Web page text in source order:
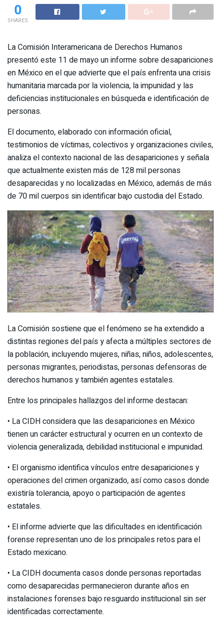
0
SHARES
La Comisión Interamericana de Derechos Humanos
presentó este 11 de mayo un informe sobre desapariciones
en México en el que advierte que el país enfrenta una crisis
humanitaria marcada por la violencia, la impunidad y las
deficiencias institucionales en búsqueda e identificación de
personas.
El documento, elaborado con información oficial,
testimonios de víctimas, colectivos y organizaciones civiles,
analiza el contexto nacional de las desapariciones y señala
que actualmente existen más de 128 mil personas
desaparecidas y no localizadas en México, además de más
de 70 mil cuerpos sin identificar bajo custodia del Estado.
La Comisión sostiene que el fenómeno se ha extendido a
distintas regiones del país y afecta a múltiples sectores de
la población, incluyendo mujeres, niñas, niños, adolescentes,
personas migrantes, periodistas, personas defensoras de
derechos humanos y también agentes estatales.
Entre los principales hallazgos del informe destacan:
• La CIDH considera que las desapariciones en México
tienen un carácter estructural y ocurren en un contexto de
violencia generalizada, debilidad institucional e impunidad.
• El organismo identifica vínculos entre desapariciones y
operaciones del crimen organizado, así como casos donde
existiría tolerancia, apoyo o participación de agentes
estatales.
• El informe advierte que las dificultades en identificación
forense representan uno de los principales retos para el
Estado mexicano.
• La CIDH documenta casos donde personas reportadas
como desaparecidas permanecieron durante años en
instalaciones forenses bajo resguardo institucional sin ser
identificadas correctamente.